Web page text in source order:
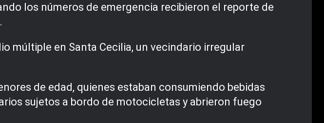
los números de emergencia recibieron el reporte de
múltiple en Santa Cecilia, un vecindario irregular
de edad, quienes estaban consumiendo bebidas
sujetos a bordo de motocicletas y abrieron fuego